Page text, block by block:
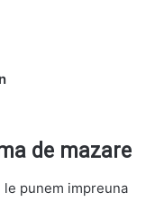
de mazare
le punem impreuna